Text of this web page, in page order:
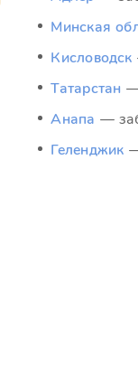
Минская
Кисловодск
Татарстан
Анапа —
Геленджик